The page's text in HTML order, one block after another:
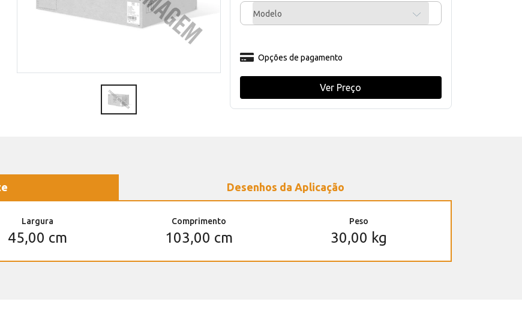
Modelo
Opções de pagamento
Ver Preço
Desenhos da Aplicação
Largura
45,00 cm
Comprimento
103,00 cm
Peso
30,00 kg